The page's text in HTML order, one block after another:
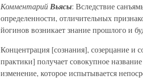
КомментарийВьясы: Вследствие
определенности, отличительных
йогинов возникает знание прошлого и
Концентрация [сознания], созерцание и
практики] получает совокупное
изменение, которое испытывается